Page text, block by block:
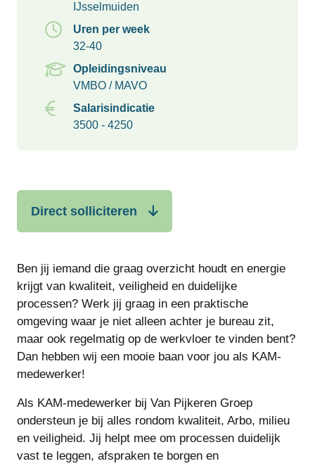
IJsselmuiden
Uren per week
32-40
Opleidingsniveau
VMBO / MAVO
Salarisindicatie
3500 - 4250
Direct solliciteren
Ben jij iemand die graag overzicht houdt en energie
krijgt van kwaliteit, veiligheid en duidelijke
processen? Werk jij graag in een praktische
omgeving waar je niet alleen achter je bureau zit,
maar ook regelmatig op de werkvloer te vinden bent?
Dan hebben wij een mooie baan voor jou als KAM-
medewerker!
Als KAM-medewerker bij Van Pijkeren Groep
ondersteun je bij alles rondom kwaliteit, Arbo, milieu
en veiligheid. Jij helpt mee om processen duidelijk
vast te leggen, afspraken te borgen en